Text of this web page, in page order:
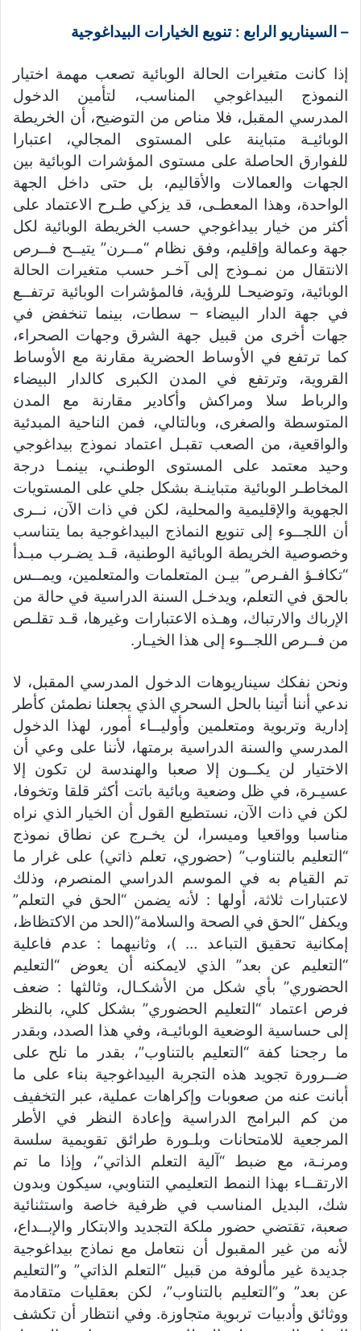
– السيناريو الرابع : تنويع الخيارات البيداغوجية
إذا كانت متغيرات الحالة الوبائية تصعب مهمة اختيار
النموذج البيداغوجي المناسب، لتأمين الدخول
المدرسي المقبل، فلا مناص من التوضيح، أن الخريطة
الوبائيـة متباينة على المستوى المجالي، اعتبارا
للفوارق الحاصلة على مستوى المؤشرات الوبائية بين
الجهات والعمالات والأقاليم، بل حتى داخل الجهة
الواحدة، وهذا المعطـى، قد يزكي طـرح الاعتماد على
أكثر من خيار بيداغوجي حسب الخريطة الوبائية لكل
جهة وعمالة وإقليم، وفق نظام “مــرن” يتيــح فــرص
الانتقال من نمـوذج إلى آخـر حسب متغيرات الحالة
الوبائية، وتوضيحـا للرؤية، فالمؤشرات الوبائية ترتفــع
في جهة الدار البيضاء – سطات، بينما تنخفض في
جهات أخرى من قبيل جهة الشرق وجهات الصحراء،
كما ترتفع في الأوساط الحضرية مقارنة مع الأوساط
القروية، وترتفع في المدن الكبرى كالدار البيضاء
والرباط سلا ومراكش وأكادير مقارنة مع المدن
المتوسطة والصغرى، وبالتالي، فمن الناحية المبدئية
والواقعية، من الصعب تقبـل اعتماد نموذج بيداغوجي
وحيد معتمد على المستوى الوطنـي، بينمـا درجة
المخاطـر الوبائية متباينـة بشكل جلي على المستويات
الجهوية والإقليمية والمحلية، لكن في ذات الآن، نــرى
أن اللجــوء إلى تنويع النماذج البيداغوجية بما يتناسب
وخصوصية الخريطة الوبائية الوطنية، قـد يضـرب مبـدأ
“تكافـؤ الفـرص” بيـن المتعلمات والمتعلمين، ويمــس
بالحق في التعلم، ويدخـل السنة الدراسية في حالة من
الإرباك والارتباك، وهـذه الاعتبارات وغيرها، قـد تقلـص
من فــرص اللجــوء إلى هذا الخيـار.
ونحن نفكك سيناريوهات الدخول المدرسي المقبل، لا
ندعي أننا أتينا بالحل السحري الذي يجعلنا نطمئن كأطر
إدارية وتربوية ومتعلمين وأوليــاء أمور، لهذا الدخول
المدرسي والسنة الدراسية برمتها، لأننا على وعي أن
الاختيار لن يكــون إلا صعبا والهندسة لن تكون إلا
عسيـرة، في ظل وضعية وبائية باتت أكثر قلقا وتخوفا،
لكن في ذات الآن، نستطيع القول أن الخيار الذي نراه
مناسبا وواقعيا وميسرا، لن يخـرج عن نطاق نموذج
“التعليم بالتناوب” (حضوري، تعلم ذاتي) على غرار ما
تم القيام به في الموسم الدراسي المنصرم، وذلك
لاعتبارات ثلاثة، أولها : لأنه يضمن “الحق في التعلم”
ويكفل “الحق في الصحة والسلامة”(الحد من الاكتظاظ،
إمكانية تحقيق التباعد … )، وثانيهما : عدم فاعلية
“التعليم عن بعد” الذي لايمكنه أن يعوض “التعليم
الحضوري” بأي شكل من الأشكـال، وثالثها : ضعف
فرص اعتماد “التعليم الحضوري” بشكل كلي، بالنظر
إلى حساسية الوضعية الوبائيـة، وفي هذا الصدد، وبقدر
ما رجحنا كفة “التعليم بالتناوب”، بقدر ما نلح على
ضــرورة تجويد هذه التجربة البيداغوجية بناء على ما
أبانت عنه من صعوبات وإكراهات عملية، عبر التخفيف
من كم البرامج الدراسية وإعادة النظر في الأطر
المرجعية للامتحانات وبلـورة طرائق تقويمية سلسة
ومرنـة، مع ضبط “آلية التعلم الذاتي”، وإذا ما تم
الارتقــاء بهذا النمط التعليمي التناوبي، سيكون وبدون
شك، البديل المناسب في ظرفية خاصة واستثنائية
صعبة، تقتضي حضور ملكة التجديد والابتكار والإبــداع،
لأنه من غير المقبول أن نتعامل مع نماذج بيداغوجية
جديدة غير مألوفة من قبيل “التعلم الذاتي” و”التعليم
عن بعد” و”التعليم بالتناوب”، لكن بعقليات متقادمة
ووثائق وأدبيات تربوية متجاوزة. وفي انتظار أن تكشف